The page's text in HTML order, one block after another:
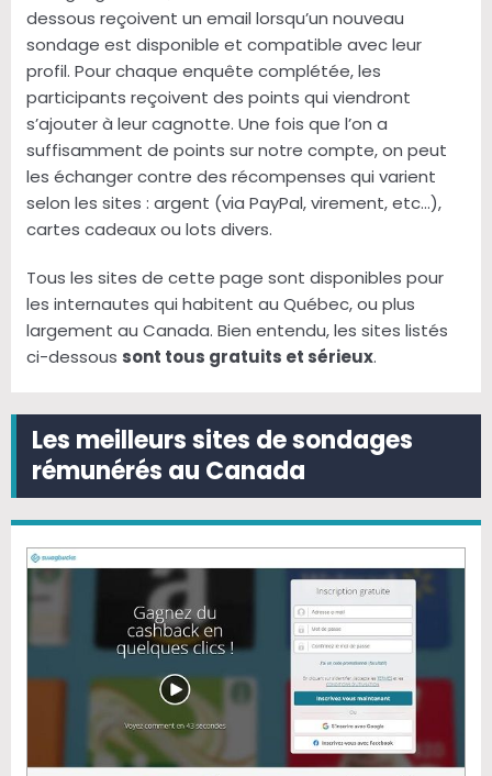
dessous reçoivent un email lorsqu’un nouveau
sondage est disponible et compatible avec leur
profil. Pour chaque enquête complétée, les
participants reçoivent des points qui viendront
s’ajouter à leur cagnotte. Une fois que l’on a
suffisamment de points sur notre compte, on peut
les échanger contre des récompenses qui varient
selon les sites : argent (via PayPal, virement, etc…),
cartes cadeaux ou lots divers.
Tous les sites de cette page sont disponibles pour
les internautes qui habitent au Québec, ou plus
largement au Canada. Bien entendu, les sites listés
ci-dessous sont tous gratuits et sérieux.
Les meilleurs sites de sondages
rémunérés au Canada